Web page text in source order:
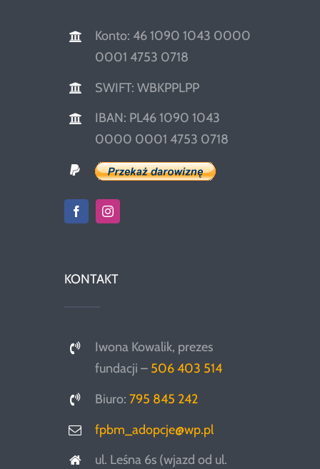
Konto: 46 1090 1043 0000
0001 4753 0718
SWIFT: WBKPPLPP
IBAN: PL46 1090 1043
0000 0001 4753 0718
KONTAKT
Iwona Kowalik, prezes
fundacji – 506 403 514
Biuro:795 845 242
fpbm_adopcje@wp.pl
ul. Leśna 6s (wjazd od ul.